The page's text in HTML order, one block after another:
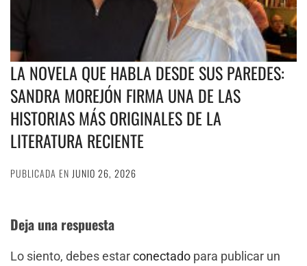
LA NOVELA QUE HABLA DESDE SUS PAREDES:
SANDRA MOREJÓN FIRMA UNA DE LAS
HISTORIAS MÁS ORIGINALES DE LA
LITERATURA RECIENTE
PUBLICADA EN JUNIO 26, 2026
Deja una respuesta
Lo siento, debes estarconectado para publicar un